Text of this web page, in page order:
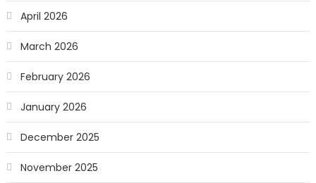
April 2026
March 2026
February 2026
January 2026
December 2025
November 2025